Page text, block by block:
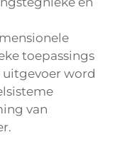
toepassings
word
van